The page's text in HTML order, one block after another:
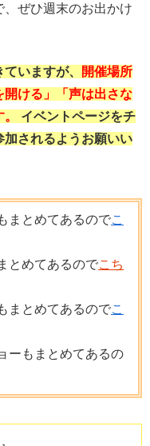
ぜひ週末のお出かけ
いますが、
開催場所
ける」「声は出さな
イベントページをチ
加されるようお願いい
まとめてあるのでこ
とめてあるのでこち
まとめてあるのでこ
ーもまとめてあるの